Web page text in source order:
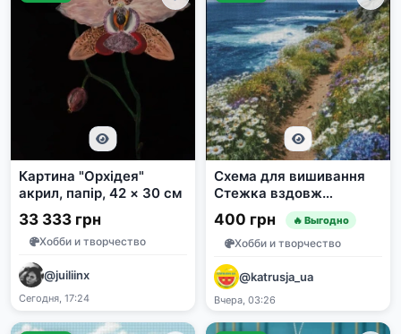
Картина "Орхідея"
акрил, папір, 42 × 30 см
33 333 грн
Хобби и творчество
@juiliinx
Сегодня, 17:24
Схема для вишивання
Стежка вздовж
узбережжя та
Маленька берегиня
400 грн 🔥 Выгодно
Хобби и творчество
@katrusja_ua
Вчера, 03:26